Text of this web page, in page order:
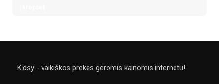
Kidsy - vaikiškos prekės geromis kainomis internetu!